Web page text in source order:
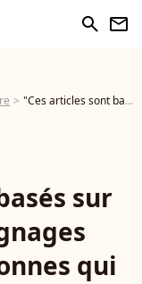
search newsletter
"Ces articles sont basés sur quelques témoignages anonymes de personnes qui ne sont visiblement pas dans les murs et ne reflètent pas du tout l'ambiance dans la rédaction", a-t-il défendu. Patrick Cohen, Bertrand Chameroy, Anne-Elisabeth Lemoine, Pierre Lescure - Photocall du dîner d'ouverture du 77ème Festival International du Film de Cannes, au Carlton. Le 14 mai 2024 © Borde-Jacovides-Moreau / Bestimage - Photo
sur
qui